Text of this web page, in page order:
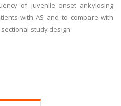
of juvenile onset ankylosing
with AS and to compare with
sectional study design.